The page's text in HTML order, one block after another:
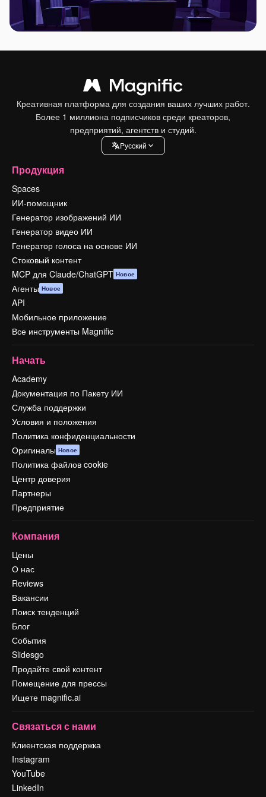
Креативная платформа для создания ваших лучших работ.
Более 1 миллиона подписчиков среди креаторов,
предприятий, агентств и студий.
Pусский
Продукция
Spaces
ИИ-помощник
Генератор изображений ИИ
Генератор видео ИИ
Генератор голоса на основе ИИ
Стоковый контент
MCP для Claude/ChatGPT Новое
Агенты Новое
API
Мобильное приложение
Все инструменты Magnific
Начать
Academy
Документация по Пакету ИИ
Служба поддержки
Условия и положения
Политика конфиденциальности
Оригиналы Новое
Политика файлов cookie
Центр доверия
Партнеры
Предприятие
Компания
Цены
О нас
Reviews
Вакансии
Поиск тенденций
Блог
События
Slidesgo
Продайте свой контент
Помещение для прессы
Ищете magnific.ai
Связаться с нами
Клиентская поддержка
Instagram
YouTube
LinkedIn